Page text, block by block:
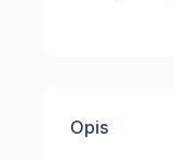
Opis